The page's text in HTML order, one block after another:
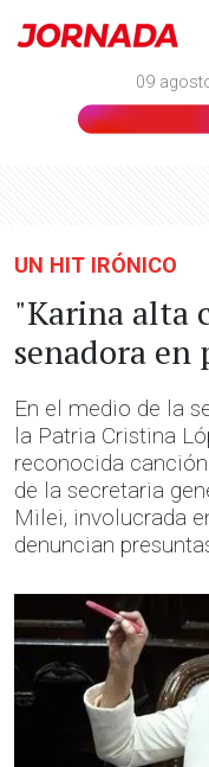
09
UN HIT IRÓNICO
"Karina alta
senadora
En el medio de la
la Patria Cristina
reconocida canción
de la secretaria
Milei, involucrada
denuncian